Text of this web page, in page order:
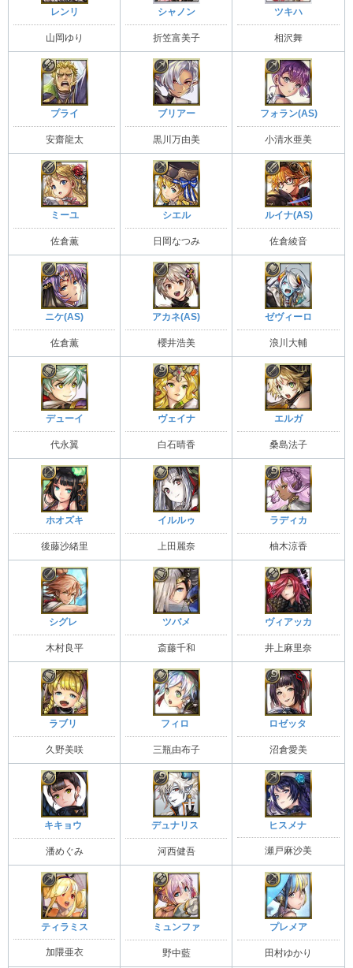
レンリ
山岡ゆり
シャノン
折笠富美子
ツキハ
相沢舞
プライ
安齋龍太
ブリアー
黒川万由美
フォラン(AS)
小清水亜美
ミーユ
佐倉薫
シエル
日岡なつみ
ルイナ(AS)
佐倉綾音
ニケ(AS)
佐倉薫
アカネ(AS)
櫻井浩美
ゼヴィーロ
浪川大輔
デューイ
代永翼
ヴェイナ
白石晴香
エルガ
桑島法子
ホオズキ
後藤沙緒里
イルルゥ
上田麗奈
ラディカ
柚木涼香
シグレ
木村良平
ツバメ
斎藤千和
ヴィアッカ
井上麻里奈
ラブリ
久野美咲
フィロ
三瓶由布子
ロゼッタ
沼倉愛美
キキョウ
潘めぐみ
デュナリス
河西健吾
ヒスメナ
瀬戸麻沙美
ティラミス
加隈亜衣
ミュンファ
野中藍
プレメア
田村ゆかり